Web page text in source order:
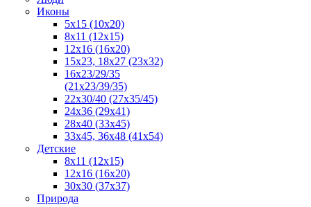
Иконы
5x15 (10х20)
8x11 (12х15)
12x16 (16х20)
15x23, 18х27 (23х32)
16х23/29/35
(21х23/39/35)
22x30/40 (27x35/45)
24х36 (29х41)
28х40 (33х45)
33х45, 36х48 (41х54)
Детские
8x11 (12x15)
12x16 (16x20)
30x30 (37x37)
Природа